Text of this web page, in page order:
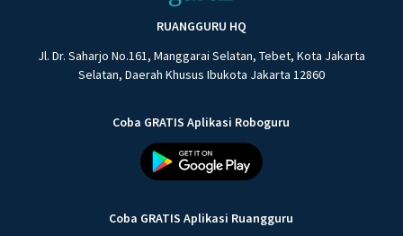
RUANGGURU HQ
Jl. Dr. Saharjo No.161, Manggarai Selatan, Tebet, Kota Jakarta
Selatan, Daerah Khusus Ibukota Jakarta 12860
Coba GRATIS Aplikasi Roboguru
Coba GRATIS Aplikasi Ruangguru